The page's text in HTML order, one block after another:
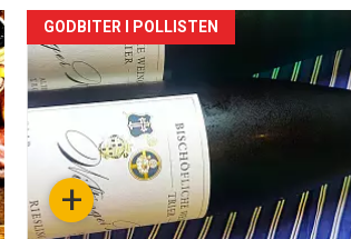
Forsiden
akkurat
nå
3 +
GODBITER I POLLISTEN